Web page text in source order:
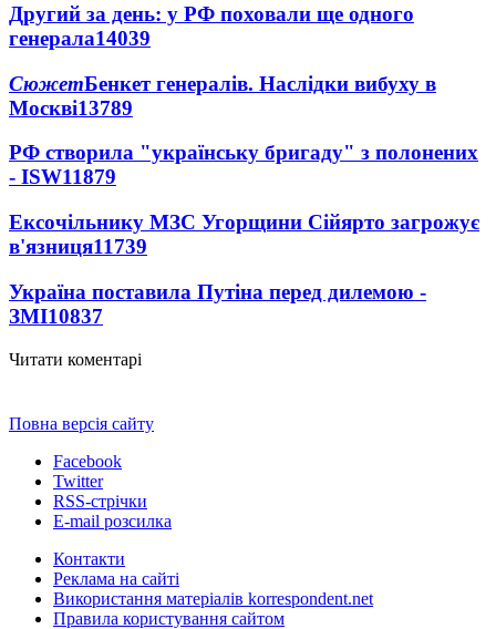
Другий за день: у РФ поховали ще одного
генерала14039
СюжетБенкет генералів. Наслідки вибуху в
Москві13789
РФ створила "українську бригаду" з полонених
- ISW11879
Ексочільнику МЗС Угорщини Сійярто загрожує
в'язниця11739
Україна поставила Путіна перед дилемою -
ЗМІ10837
Читати коментарі
Повна версія сайту
Facebook
Twitter
RSS-стрічки
E-mail розсилка
Контакти
Реклама на сайті
Використання матеріалів korrespondent.net
Правила користування сайтом